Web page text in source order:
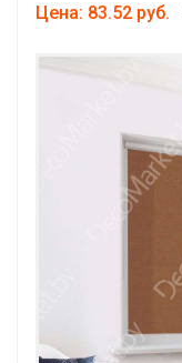
Цена: 83.52 руб.